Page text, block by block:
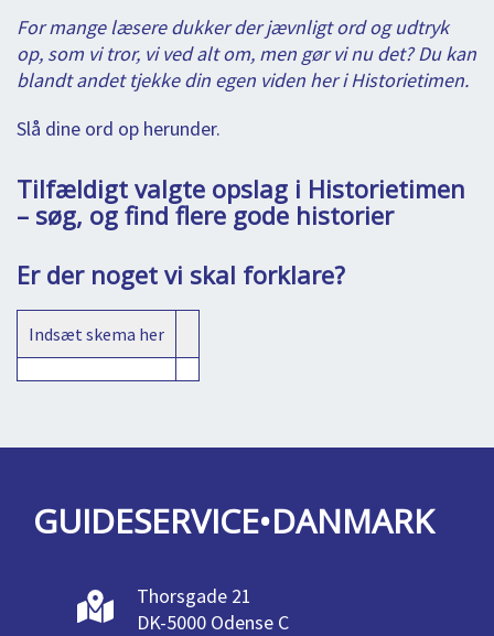
BUCHUNG
For mange læsere dukker der jævnligt ord og udtryk
op, som vi tror, vi ved alt om, men gør vi nu det? Du kan
blandt andet tjekke din egen viden her i Historietimen.
Slå dine ord op herunder.
Tilfældigt valgte opslag i Historietimen
– søg, og find flere gode historier
Er der noget vi skal forklare?
Indsæt skema her
GUIDESERVICE•DANMARK
Thorsgade 21
DK-5000 Odense C